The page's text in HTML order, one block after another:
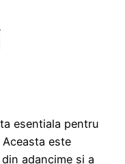
esentiala pentru
este
adancime si a